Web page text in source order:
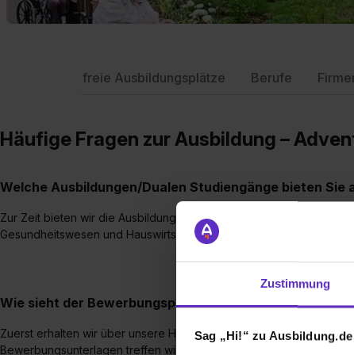
Zustimmung
Sag „Hi!“ zu
freie Ausbildungsplätze Berufe
Häufige Fragen zur Ausbildung –
Welche Ausbildungen/Dualen Studiengänge bieten Sie
Zur Zeit bieten wir die Ausbildung zur/zum Altenpfleger/in an. Wir
Gesundheitswesen und Hauswirtschafter/innen ausgebildet.
Wie sieht der Bewerbungsprozess für eine
Zuerst erhalten wir über unsere Homepage oder per Post eine
Bewerbungsunterlagen treffen wir unsere erste Vorauswahl.